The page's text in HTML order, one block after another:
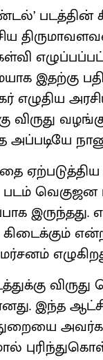
படத்தின்
இதற்கு
விருது
படம் வெகுஜன
கிடைக்கும்
இந்த